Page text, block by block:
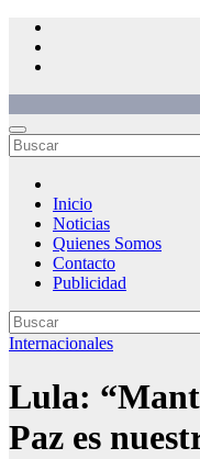
Saltar
contenido
Inicio
Noticias
Quienes Somos
Contacto
Publicidad
Internacionales
Lula:
Paz es